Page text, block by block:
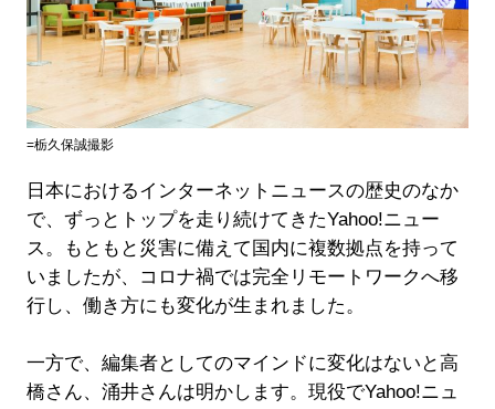
=栃久保誠撮影
日本におけるインターネットニュースの歴史のなか
で、ずっとトップを走り続けてきたYahoo!ニュー
ス。もともと災害に備えて国内に複数拠点を持って
いましたが、コロナ禍では完全リモートワークへ移
行し、働き方にも変化が生まれました。
一方で、編集者としてのマインドに変化はないと高
橋さん、涌井さんは明かします。現役でYahoo!ニュ